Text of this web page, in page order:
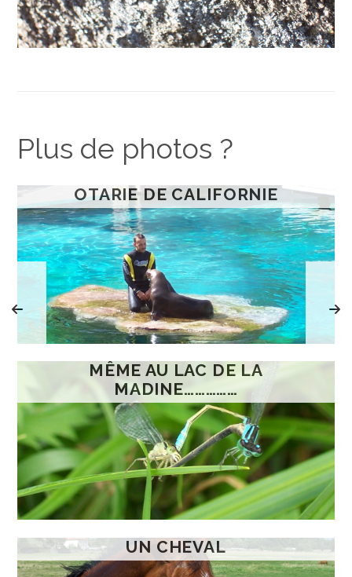
Plus de photos ?
OTARIE DE CALIFORNIE
MÊME AU LAC DE LA
MADINE……………
UN CHEVAL